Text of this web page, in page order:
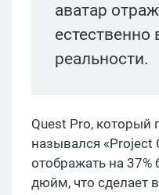
аватар
естественно
реальности.
Quest Pro, который
назывался «Project
отображать на
дюйм, что сделает